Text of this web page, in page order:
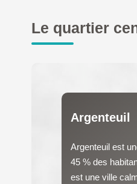
Le quartier
Argenteuil
Argenteuil est
45 % des
est une ville